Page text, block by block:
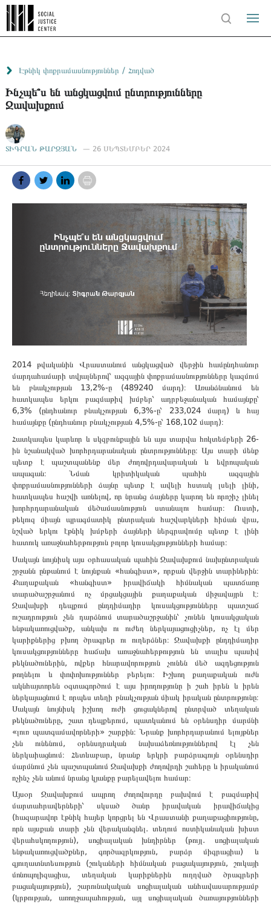
Էթնիկ փոքրամասնություններ / Հոդված
Ինչպե՞ս են անցկացվում ընտրությունները
Ջավախքում
ՏԻԳՐԱՆ ԹԱՐԶՅԱՆ — 26 ՍԵՊՏԵՄԲԵՐ 2024
2014 թվականին Վրաստանում անցկացված վերջին համընդհանուր
մարդահամարի տվյալներով՝ ազգային փոքրամասնությունները կազմում
են բնակչության 13,2%-ը (489240 մարդ)։ Առանձնանում են
հատկապես երկու բազմաթիվ խմբեր՝ ադրբեջանական համայնքը՝
6,3% (ընդհանուր բնակչության 6,3%-ը՝ 233,024 մարդ) և հայ
համայնքը (ընդհանուր բնակչության 4,5%-ը՝ 168,102 մարդ)։
Հատկապես կարևոր և սկզբունքային են այս տարվա հոկտեմբերի 26-
ին նշանակված խորհրդարանական ընտրությունները։ Այս տարի մենք
պետք է պաշտպանենք մեր ժողովրդավարական և եվրոպական
ապագան։ Նման կրիտիկական պահին ազգային
փոքրամասնությունների ձայնը պետք է ավելի հստակ լսելի լինի,
հատկապես հաշվի առնելով, որ նրանց ձայները կարող են որոշիչ լինել
խորհրդարանական մեծամասնություն ստանալու համար։ Ուստի,
թեկուզ միայն պրագմատիկ ընտրական հաշվարկների հիման վրա,
նշված երկու էթնիկ խմբերի ձայների ներգրավումը պետք է լինի
հատուկ առաջնահերթություն բոլոր կուսակցությունների համար։
Սակայն նույնիսկ այս օրհասական պահին Ջավախքում նախընտրական
շրջանն ընթանում է նույնքան «հանգիստ», որքան վերջին տարիներին։
Քաղաքական «հանգիստ» իրավիճակի հիմնական պատճառը
տարածաշրջանում ոչ մրցակցային քաղաքական միջավայրն է։
Ջավախքի դեպքում ընդդիմադիր կուսակցությունները պատշաճ
ուշադրություն չեն դարձնում տարածաշրջանին՝ չունեն կուսակցական
ենթակառուցվածք, անկախ ու ուժեղ ներկայացուցիչներ, ոչ էլ մեր
կարիքներից բխող ծրագրեր ու ուղերձներ։ Ջավախքի ընդդիմադիր
կուսակցությունները հաճախ առաջնահերթություն են տալիս պասիվ
թեկնածուներին, ովքեր հնարավորություն չունեն մեծ ազդեցություն
թողնելու և փոփոխություններ բերելու։ Իշխող քաղաքական ուժն
ակնհայտորեն օգտագործում է այս իրողությունը ի շահ իրեն և իրեն
ներկայացնում է որպես տեղի բնակչության միակ իրական ընտրությունը։
Սակայն նույնիսկ իշխող ուժի ցուցակներով ընտրված տեղական
թեկնածուները, շատ դեպքերում, պատկանում են օրենսդիր մարմնի
«լուռ պատգամավորների» շարքին։ Նրանք խորհրդարանում ելույթներ
չեն ունենում, օրենսդրական նախաձեռնություններով էլ չեն
ներկաիացնում։ Հետևաբար, նրանք երկրի բարձրագույն օրենսդիր
մարմնում չեն պաշտպանում Ջավախքի ժողովրդի շահերը և իրականում
ոչինչ չեն անում նրանց կյանքը բարելավելու համար։
Այսօր Ջավախքում ապրող ժողովուրդը բախվում է բազմաթիվ
մարտահրավերների՝ սկսած ծանր իրավական իրավիճակից
(հազարավոր էթնիկ հայեր կորցրել են Վրաստանի քաղաքացիությունը,
որն այսքան տարի չեն վերականգնել. տեղում ոստիկանական խիստ
վերահսկողություն), սոցիալական խնդիրներ (թույլ. սոցիալական
ենթակառուցվածքներ, գործազրկություն, բարձր միգրացիա) և
գյուղատնտեսություն (շուկաների հիմնական բացակայություն, շուկայի
մոնոպոլիզացիա, տեղական կարիքներին ուղղված ծրագրերի
բացակայություն), շարունակական սոցիալական անհավասարությամբ
(կրթության, առողջապահության, այլ սոցիալական ծառայությունների